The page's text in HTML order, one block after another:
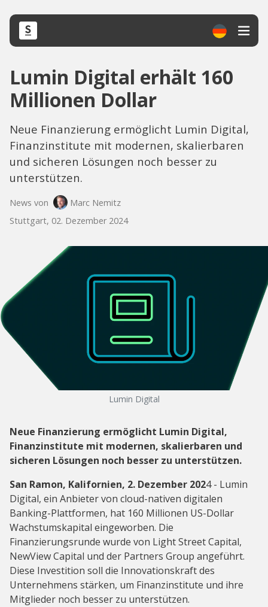
Lumin Digital erhält 160
Millionen Dollar
Neue Finanzierung ermöglicht Lumin Digital,
Finanzinstitute mit modernen, skalierbaren
und sicheren Lösungen noch besser zu
unterstützen.
News von
Marc Nemitz
Stuttgart, 02. Dezember 2024
Lumin Digital
Neue Finanzierung ermöglicht Lumin Digital,
Finanzinstitute mit modernen, skalierbaren und
sicheren Lösungen noch besser zu unterstützen.
San Ramon, Kalifornien, 2. Dezember 2024 - Lumin
Digital, ein Anbieter von cloud-nativen digitalen
Banking-Plattformen, hat 160 Millionen US-Dollar
Wachstumskapital eingeworben. Die
Finanzierungsrunde wurde von Light Street Capital,
NewView Capital und der Partners Group angeführt.
Diese Investition soll die Innovationskraft des
Unternehmens stärken, um Finanzinstitute und ihre
Mitglieder noch besser zu unterstützen.